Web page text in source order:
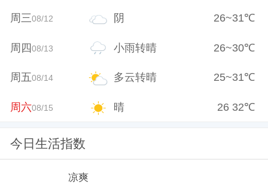
周三08/12 阴 26~31℃
周四08/13 小雨转晴 26~30℃
周五08/14 多云转晴 25~31℃
周六08/15 晴 26 32℃
今日生活指数
凉爽